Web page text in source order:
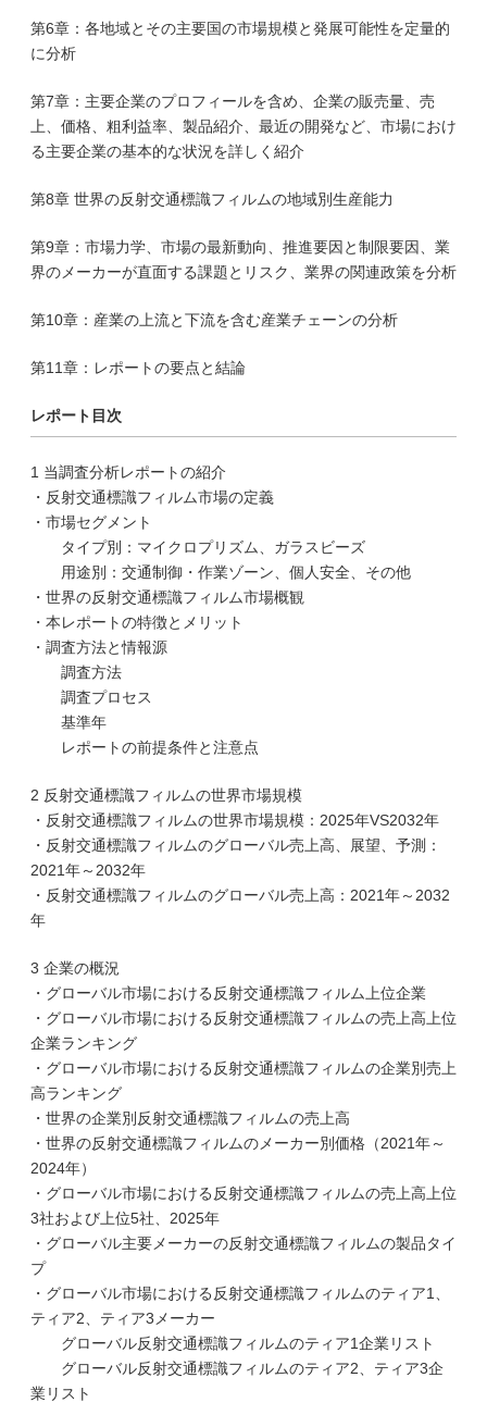
第6章：各地域とその主要国の市場規模と発展可能性を定量的
に分析
第7章：主要企業のプロフィールを含め、企業の販売量、売
上、価格、粗利益率、製品紹介、最近の開発など、市場におけ
る主要企業の基本的な状況を詳しく紹介
第8章 世界の反射交通標識フィルムの地域別生産能力
第9章：市場力学、市場の最新動向、推進要因と制限要因、業
界のメーカーが直面する課題とリスク、業界の関連政策を分析
第10章：産業の上流と下流を含む産業チェーンの分析
第11章：レポートの要点と結論
レポート目次
1 当調査分析レポートの紹介
・反射交通標識フィルム市場の定義
・市場セグメント
タイプ別：マイクロプリズム、ガラスビーズ
用途別：交通制御・作業ゾーン、個人安全、その他
・世界の反射交通標識フィルム市場概観
・本レポートの特徴とメリット
・調査方法と情報源
調査方法
調査プロセス
基準年
レポートの前提条件と注意点
2 反射交通標識フィルムの世界市場規模
・反射交通標識フィルムの世界市場規模：2025年VS2032年
・反射交通標識フィルムのグローバル売上高、展望、予測：
2021年～2032年
・反射交通標識フィルムのグローバル売上高：2021年～2032
年
3 企業の概況
・グローバル市場における反射交通標識フィルム上位企業
・グローバル市場における反射交通標識フィルムの売上高上位
企業ランキング
・グローバル市場における反射交通標識フィルムの企業別売上
高ランキング
・世界の企業別反射交通標識フィルムの売上高
・世界の反射交通標識フィルムのメーカー別価格（2021年～
2024年）
・グローバル市場における反射交通標識フィルムの売上高上位
3社および上位5社、2025年
・グローバル主要メーカーの反射交通標識フィルムの製品タイ
プ
・グローバル市場における反射交通標識フィルムのティア1、
ティア2、ティア3メーカー
グローバル反射交通標識フィルムのティア1企業リスト
グローバル反射交通標識フィルムのティア2、ティア3企
業リスト